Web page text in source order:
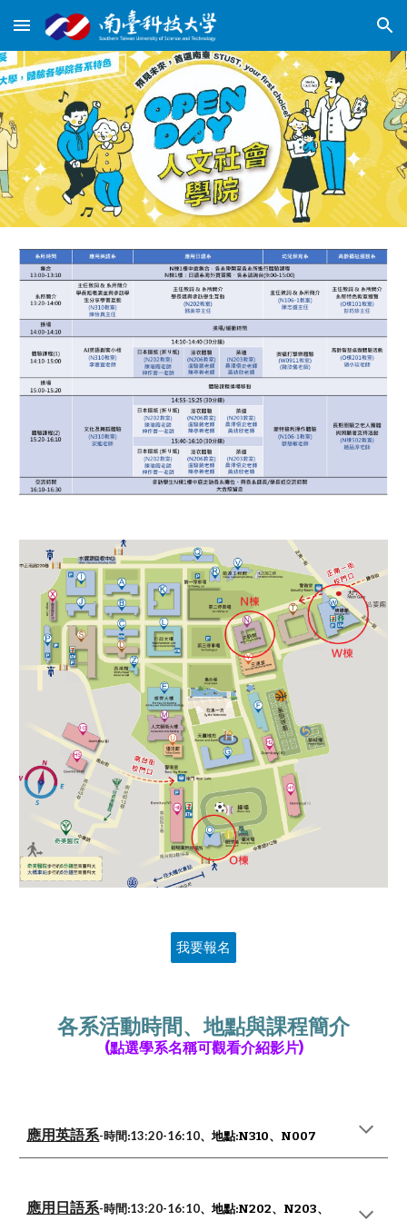
Skip to main content Skip to navigation
我要報名
各系活動時間、地點與課程簡介
(點選學系名稱可觀看介紹影片)
應用英語系-時間:13:20-16:10、地點:N310、N007
應用日語系-時間:13:20-16:10、地點:N202、N203、